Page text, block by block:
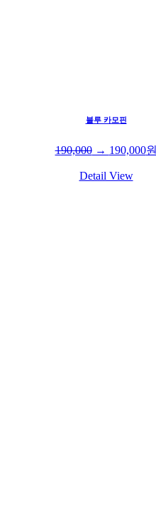
블루 카모핀
190,000→ 190,000원
Detail View